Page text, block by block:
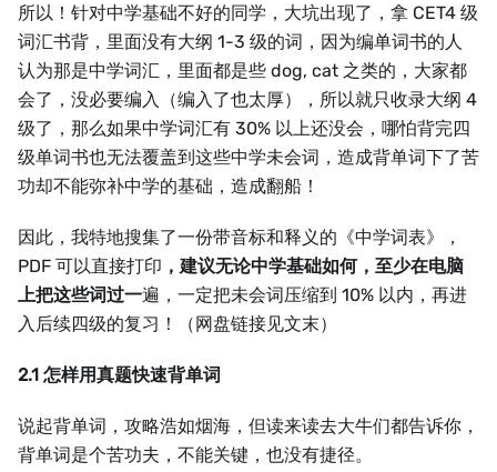
所以！针对中学基础不好的同学，大坑出现了，拿 CET4 级
词汇书背，里面没有大纲 1-3 级的词，因为编单词书的人
认为那是中学词汇，里面都是些 dog, cat 之类的，大家都
会了，没必要编入（编入了也太厚），所以就只收录大纲 4
级了，那么如果中学词汇有 30% 以上还没会，哪怕背完四
级单词书也无法覆盖到这些中学未会词，造成背单词下了苦
功却不能弥补中学的基础，造成翻船！
因此，我特地搜集了一份带音标和释义的《中学词表》，
PDF 可以直接打印 ，建议无论中学基础如何，至少在电脑
上把这些词过一遍，一定把未会词压缩到 10% 以内，再进
入后续四级的复习！（网盘链接见文末）
2.1 怎样用真题快速背单词
说起背单词，攻略浩如烟海，但读来读去大牛们都告诉你，
背单词是个苦功夫，不能关键，也没有捷径。